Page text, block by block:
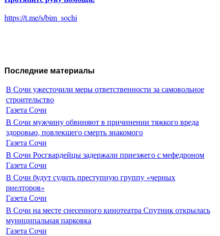
https://t.me/s/bim_sochi
Последние материалы
В Сочи ужесточили меры ответственности за самовольное
строительство
Газета Сочи
В Сочи мужчину обвиняют в причинении тяжкого вреда
здоровью, повлекшего смерть знакомого
Газета Сочи
В Сочи Росгвардейцы задержали приезжего с мефедроном
Газета Сочи
В Сочи будут судить преступную группу «черных
риелторов»
Газета Сочи
В Сочи на месте снесенного кинотеатра Спутник открылась
муниципальная парковка
Газета Сочи